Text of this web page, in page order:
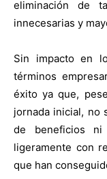
eliminación de
innecesarias y
Sin impacto en
términos
éxito ya que,
jornada inicial, no
de beneficios
ligeramente con
que han